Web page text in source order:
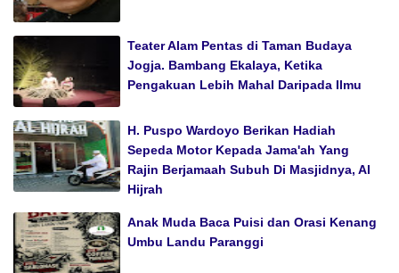
Teater Alam Pentas di Taman Budaya
Jogja. Bambang Ekalaya, Ketika
Pengakuan Lebih Mahal Daripada Ilmu
H. Puspo Wardoyo Berikan Hadiah
Sepeda Motor Kepada Jama'ah Yang
Rajin Berjamaah Subuh Di Masjidnya, Al
Hijrah
Anak Muda Baca Puisi dan Orasi Kenang
Umbu Landu Paranggi